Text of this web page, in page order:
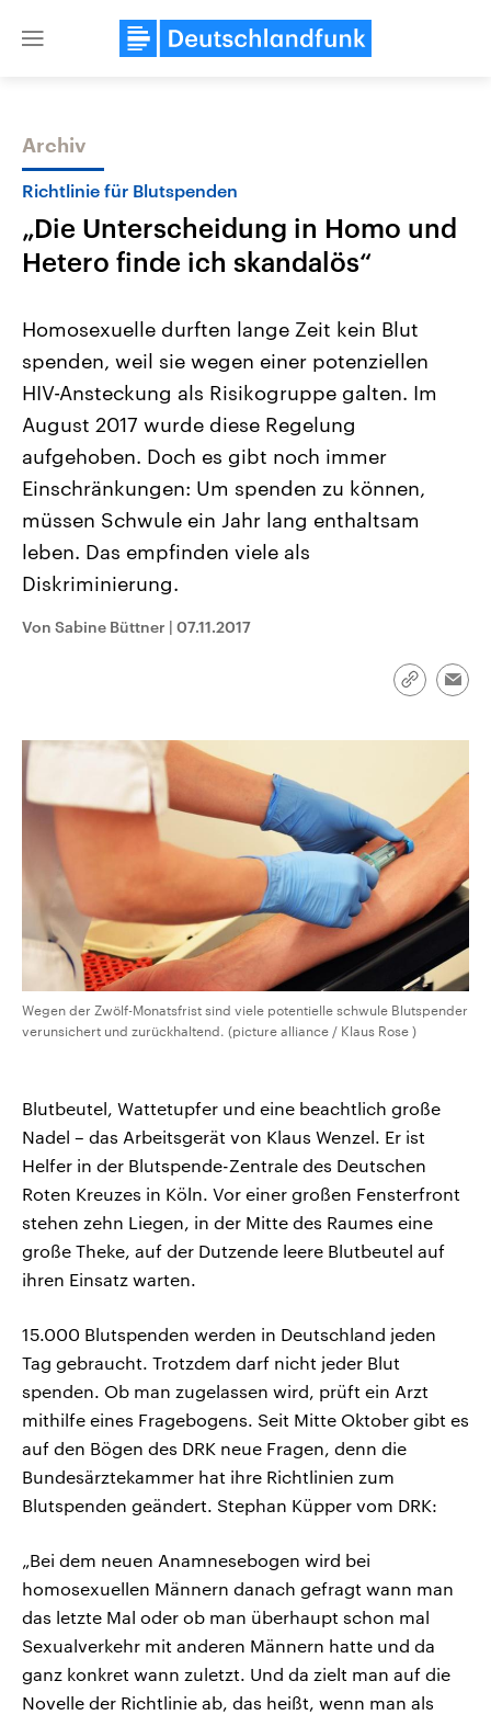
Close
Themen
Landtagswahl Sachsen-Anhalt
2026
Alle Informationen
Sachsen-Anhalt wählt am 6.
September 2026 einen neuen
Landtag. Seit 2021 wird das
Bundesland von einer Koalition aus
CDU, SPD und FDP regiert.-
Umfragen, Prognosen,
Wahlprogramme, aktuelle Berichte
und Hintergründe zu den Parteien
und Kandidaten der anstehenden
Wahl.
Aktuelle Beiträge,
Hintergründe
Wirtschaftlich und
gehören die Vereinigten
den mächtigsten Ländern
mit großem Einfluss auf
Sendungen Programm Podcasts
Archiv
Richtlinie für Blutspenden
„Die Unterscheidung in Homo und
Hetero finde ich skandalös“
Homosexuelle durften lange Zeit kein Blut
spenden, weil sie wegen einer potenziellen
HIV-Ansteckung als Risikogruppe galten. Im
August 2017 wurde diese Regelung
aufgehoben. Doch es gibt noch immer
Einschränkungen: Um spenden zu können,
müssen Schwule ein Jahr lang enthaltsam
leben. Das empfinden viele als
Diskriminierung.
Von Sabine Büttner | 07.11.2017
Link
Wegen der Zwölf-Monatsfrist sind viele potentielle schwule Blutspender
verunsichert und zurückhaltend. (picture alliance / Klaus Rose )
Blutbeutel, Wattetupfer und eine beachtlich große
Nadel – das Arbeitsgerät von Klaus Wenzel. Er ist
Helfer in der Blutspende-Zentrale des Deutschen
Roten Kreuzes in Köln. Vor einer großen Fensterfront
stehen zehn Liegen, in der Mitte des Raumes eine
große Theke, auf der Dutzende leere Blutbeutel auf
ihren Einsatz warten.
15.000 Blutspenden werden in Deutschland jeden
Tag gebraucht. Trotzdem darf nicht jeder Blut
spenden. Ob man zugelassen wird, prüft ein Arzt
mithilfe eines Fragebogens. Seit Mitte Oktober gibt es
auf den Bögen des DRK neue Fragen, denn die
Bundesärztekammer hat ihre Richtlinien zum
Blutspenden geändert. Stephan Küpper vom DRK:
„Bei dem neuen Anamnesebogen wird bei
homosexuellen Männern danach gefragt wann man
das letzte Mal oder ob man überhaupt schon mal
Sexualverkehr mit anderen Männern hatte und da
ganz konkret wann zuletzt. Und da zielt man auf die
Novelle der Richtlinie ab, das heißt, wenn man als